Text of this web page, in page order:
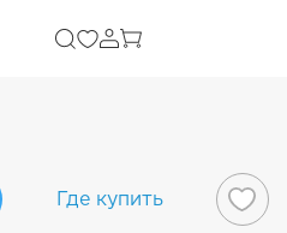
Где купить